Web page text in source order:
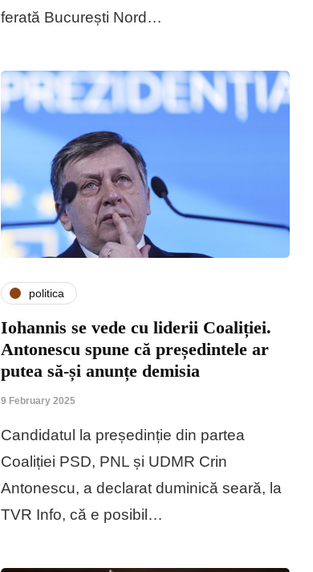
ferată București Nord…
politica
Iohannis se vede cu liderii Coaliției.
Antonescu spune că președintele ar
putea să-și anunțe demisia
9 February 2025
Candidatul la președinție din partea
Coaliției PSD, PNL și UDMR Crin
Antonescu, a declarat duminică seară, la
TVR Info, că e posibil…